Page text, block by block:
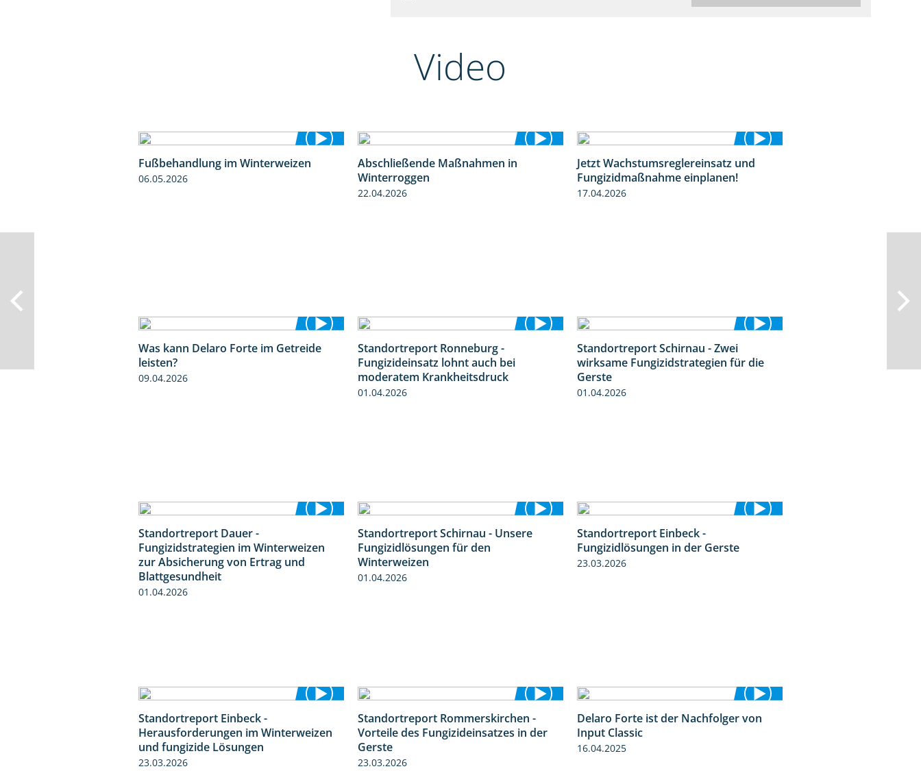
Video
1:30
Fußbehandlung im Winterweizen
06.05.2026
Abschließende Maßnahmen in
Winterroggen
22.04.2026
1:23
Jetzt Wachstumsreglereinsatz und
Fungizidmaßnahme einplanen!
17.04.2026
2:43
Was kann Delaro Forte im Getreide
leisten?
09.04.2026
Standortreport Ronneburg -
Fungizideinsatz lohnt auch bei
moderatem Krankheitsdruck
01.04.2026
Standortreport Schirnau - Zwei
wirksame Fungizidstrategien für die
Gerste
01.04.2026
Standortreport Dauer -
Fungizidstrategien im Winterweizen
zur Absicherung von Ertrag und
Blattgesundheit
01.04.2026
4:30
Standortreport Schirnau - Unsere
Fungizidlösungen für den
Winterweizen
01.04.2026
Standortreport Einbeck -
Fungizidlösungen in der Gerste
23.03.2026
Standortreport Einbeck -
Herausforderungen im Winterweizen
und fungizide Lösungen
23.03.2026
5:47
Standortreport Rommerskirchen -
Vorteile des Fungizideinsatzes in der
Gerste
23.03.2026
1:20
Delaro Forte ist der Nachfolger von
Input Classic
16.04.2025